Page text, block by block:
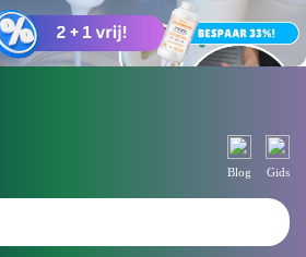
Blog Gids